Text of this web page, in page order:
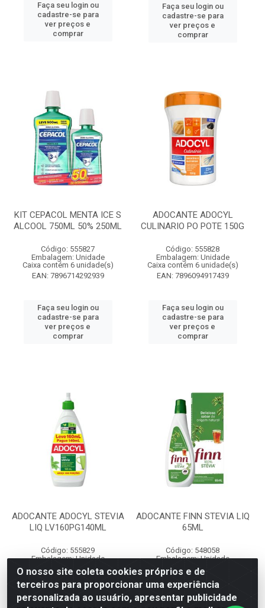
Faça seu login ou
cadastre-se para
ver preços e
comprar
Faça seu login ou
cadastre-se para
ver preços e
comprar
KIT CEPACOL MENTA ICE S
ALCOOL 750ML 50% 250ML
Código: 555827
Embalagem: Unidade
Caixa contém 6 unidade(s)
EAN: 7896714292939
Faça seu login ou
cadastre-se para
ver preços e
comprar
ADOCANTE ADOCYL
CULINARIO PO POTE 150G
Código: 555828
Embalagem: Unidade
Caixa contém 6 unidade(s)
EAN: 7896094917439
Faça seu login ou
cadastre-se para
ver preços e
comprar
ADOCANTE ADOCYL STEVIA
LIQ LV160PG140ML
Código: 555829
Embalagem: Unidade
Caixa contém 12 unidade(s)
EAN: 7896094930261
ADOCANTE FINN STEVIA LIQ
65ML
Código: 548058
Embalagem: Unidade
Caixa contém 12 unidade(s)
EAN: 7898928577680
O nosso site coleta cookies próprios e de
terceiros para proporcionar uma experiência
personalizada ao usuário, apresentar publicidade